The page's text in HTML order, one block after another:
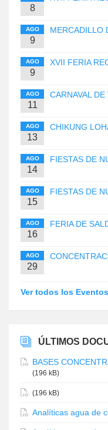
8
AGO
9
MERCADILLO
AGO
9
XVII FERIA
AGO
11
CARNAVAL DE
AGO
13
CHIKUNG
AGO
14
FIESTAS DE
AGO
15
FIESTAS DE
AGO
16
FERIA DE
AGO
29
Ver todos los Eventos
ÚLTIMOS
BASES
(196 kB)
(196 kB)
Analíticas agua de